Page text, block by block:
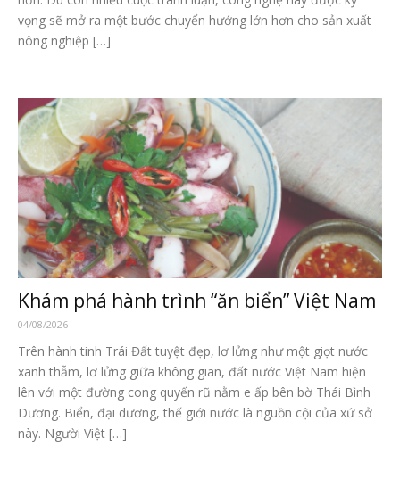
vọng sẽ mở ra một bước chuyển hướng lớn hơn cho sản xuất
nông nghiệp […]
Khám phá hành trình “ăn biển” Việt Nam
04/08/2026
Trên hành tinh Trái Đất tuyệt đẹp, lơ lửng như một giọt nước
xanh thẫm, lơ lửng giữa không gian, đất nước Việt Nam hiện
lên với một đường cong quyến rũ nằm e ấp bên bờ Thái Bình
Dương. Biển, đại dương, thế giới nước là nguồn cội của xứ sở
này. Người Việt […]